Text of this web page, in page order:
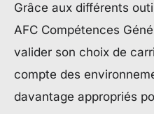
Grâce aux différents
AFC Compétences
valider son choix de
compte des
davantage appropriés